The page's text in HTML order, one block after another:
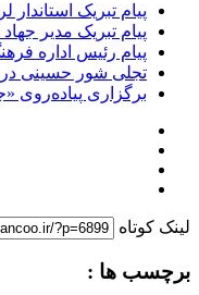
پیام تبریک
پیام تبریک مدیر
پیام رئیس اداره
تجلی شور حسینی در
برگزاری پیاده‌روی
لینک کوتاه
برچسب ها :